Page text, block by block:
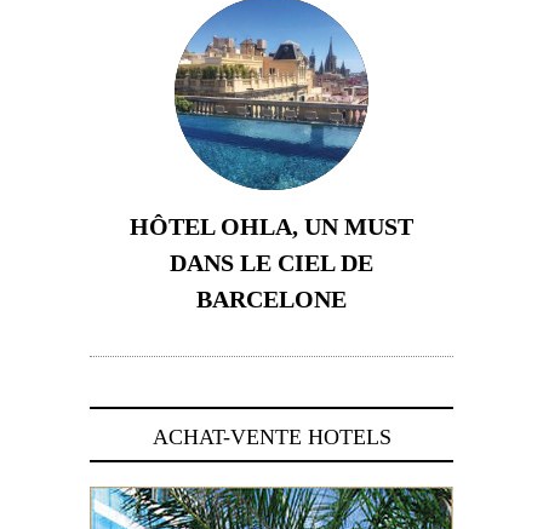
HÔTEL OHLA, UN MUST
DANS LE CIEL DE
BARCELONE
ACHAT-VENTE HOTELS